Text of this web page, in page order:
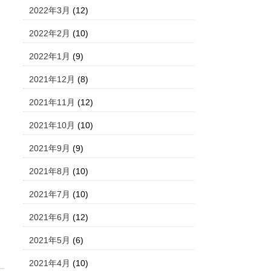
2022年3月 (12)
2022年2月 (10)
2022年1月 (9)
2021年12月 (8)
2021年11月 (12)
2021年10月 (10)
2021年9月 (9)
2021年8月 (10)
2021年7月 (10)
2021年6月 (12)
2021年5月 (6)
2021年4月 (10)